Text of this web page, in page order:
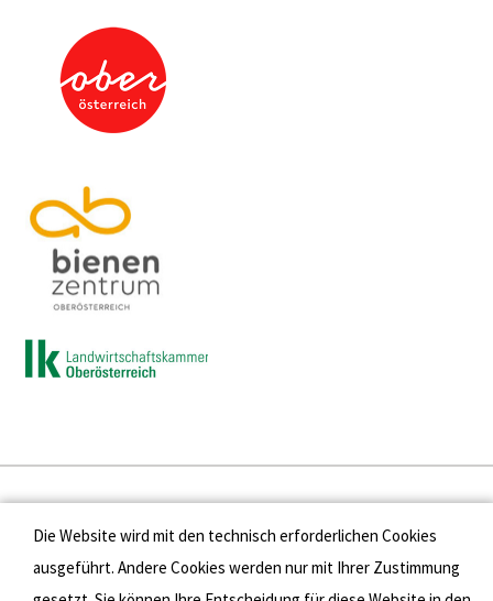
Presse
Kontakt
Die Website wird mit den technisch erforderlichen Cookies
ausgeführt. Andere Cookies werden nur mit Ihrer Zustimmung